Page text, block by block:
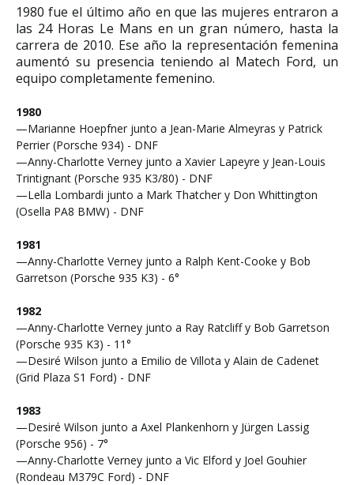
1980 fue el último año en que las mujeres entraron a
las 24 Horas Le Mans en un gran número, hasta la
carrera de 2010. Ese año la representación femenina
aumentó su presencia teniendo al Matech Ford, un
equipo completamente femenino.
1980
—Marianne Hoepfner junto a Jean-Marie Almeyras y Patrick
Perrier (Porsche 934) - DNF
—Anny-Charlotte Verney junto a Xavier Lapeyre y Jean-Louis
Trintignant (Porsche 935 K3/80) - DNF
—Lella Lombardi junto a Mark Thatcher y Don Whittington
(Osella PA8 BMW) - DNF
1981
—Anny-Charlotte Verney junto a Ralph Kent-Cooke y Bob
Garretson (Porsche 935 K3) - 6°
1982
—Anny-Charlotte Verney junto a Ray Ratcliff y Bob Garretson
(Porsche 935 K3) - 11°
—Desiré Wilson junto a Emilio de Villota y Alain de Cadenet
(Grid Plaza S1 Ford) - DNF
1983
—Desiré Wilson junto a Axel Plankenhorn y Jürgen Lassig
(Porsche 956) - 7°
—Anny-Charlotte Verney junto a Vic Elford y Joel Gouhier
(Rondeau M379C Ford) - DNF